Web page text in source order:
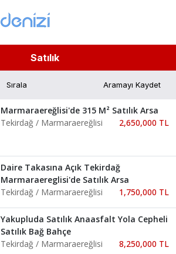
Satılık
Aramayı Kaydet
Marmaraereğlisi'de 315 M² Satılık Arsa
Tekirdağ / Marmaraereğlisi
2,650,000 TL
Daire Takasına Açık Tekirdağ
Marmaraereglisi'de Satılık Arsa
Tekirdağ / Marmaraereğlisi
1,750,000 TL
Yakupluda Satılık Anaasfalt Yola Cepheli
Satılık Bağ Bahçe
Tekirdağ / Marmaraereğlisi
8,250,000 TL